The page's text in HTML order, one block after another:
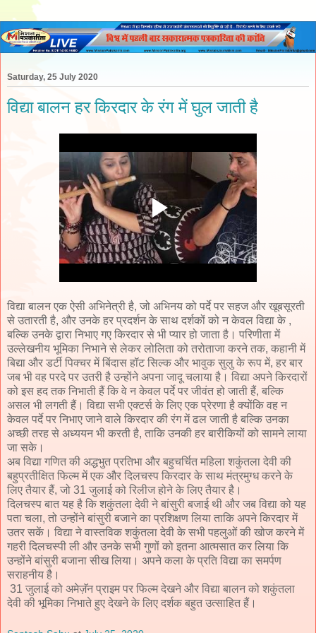
Saturday, 25 July 2020
विद्या बालन हर किरदार के रंग में घुल जाती है
विद्या बालन एक ऐसी अभिनेत्री है, जो अभिनय को पर्दे पर सहज और खूबसूरती
से उतारती है, और उनके हर प्रदर्शन के साथ दर्शकों को न केवल विद्या के ,
बल्कि उनके द्वारा निभाए गए किरदार से भी प्यार हो जाता है। परिणीता में
उल्लेखनीय भूमिका निभाने से लेकर लोलिता को तरोताजा करने तक, कहानी में
बिद्या और डर्टी पिक्चर में बिंदास हॉट सिल्क और भावुक सुलु के रूप में, हर बार
जब भी वह परदे पर उतरी है उन्होंने अपना जादू चलाया है। विद्या अपने किरदारों
को इस हद तक निभाती हैं कि वे न केवल पर्दे पर जीवंत हो जाती हैं, बल्कि
असल भी लगती हैं। विद्या सभी एक्टर्स के लिए एक प्रेरणा है क्योंकि वह न
केवल पर्दे पर निभाए जाने वाले किरदार की रंग में ढल जाती है बल्कि उनका
अच्छी तरह से अध्ययन भी करती है, ताकि उनकी हर बारीकियों को सामने लाया
जा सके।
अब विद्या गणित की अद्धभुत प्रतिभा और बहुचर्चित महिला शकुंतला देवी की
बहुप्रतीक्षित फिल्म में एक और दिलचस्प किरदार के साथ मंत्रमुग्ध करने के
लिए तैयार हैं, जो 31 जुलाई को रिलीज होने के लिए तैयार है।
दिलचस्प बात यह है कि शकुंतला देवी ने बांसुरी बजाई थी और जब विद्या को यह
पता चला, तो उन्होंने बांसुरी बजाने का प्रशिक्षण लिया ताकि अपने किरदार में
उतर सकें। विद्या ने वास्तविक शकुंतला देवी के सभी पहलुओं की खोज करने में
गहरी दिलचस्पी ली और उनके सभी गुणों को इतना आत्मसात कर लिया कि
उन्होंने बांसुरी बजाना सीख लिया। अपने कला के प्रति विद्या का समर्पण
सराहनीय है।
31 जुलाई को अमेज़ॅन प्राइम पर फिल्म देखने और विद्या बालन को शकुंतला
देवी की भूमिका निभाते हुए देखने के लिए दर्शक बहुत उत्साहित हैं।